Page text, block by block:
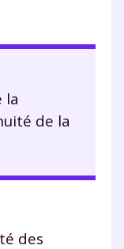
la
de la
des